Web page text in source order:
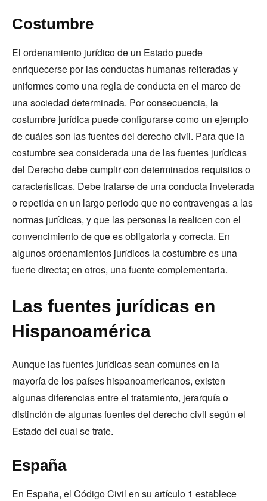
Costumbre
El ordenamiento jurídico de un Estado puede
enriquecerse por las conductas humanas reiteradas y
uniformes como una regla de conducta en el marco de
una sociedad determinada. Por consecuencia, la
costumbre jurídica puede configurarse como un ejemplo
de cuáles son las fuentes del derecho civil. Para que la
costumbre sea considerada una de las fuentes jurídicas
del Derecho debe cumplir con determinados requisitos o
características. Debe tratarse de una conducta inveterada
o repetida en un largo periodo que no contravengas a las
normas jurídicas, y que las personas la realicen con el
convencimiento de que es obligatoria y correcta. En
algunos ordenamientos jurídicos la costumbre es una
fuerte directa; en otros, una fuente complementaria.
Las fuentes jurídicas en
Hispanoamérica
Aunque las fuentes jurídicas sean comunes en la
mayoría de los países hispanoamericanos, existen
algunas diferencias entre el tratamiento, jerarquía o
distinción de algunas fuentes del derecho civil según el
Estado del cual se trate.
España
En España, el Código Civil en su artículo 1 establece